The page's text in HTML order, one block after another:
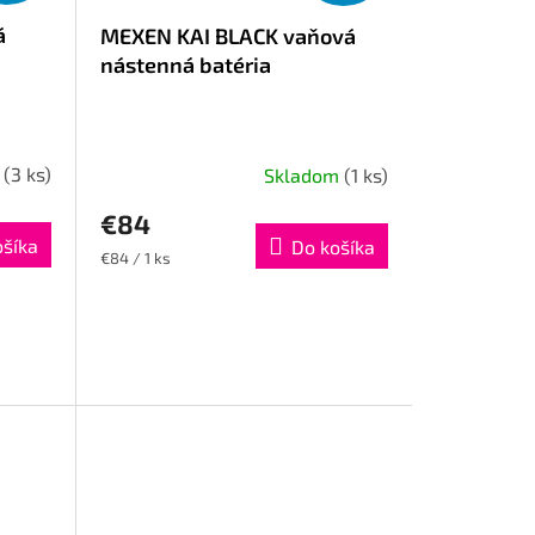
(3 ks)
MEXEN KAI BLACK vaňová
nástenná batéria
Skladom (1 ks)
€84
Jednotková
€84 / 1 ks Do košíka